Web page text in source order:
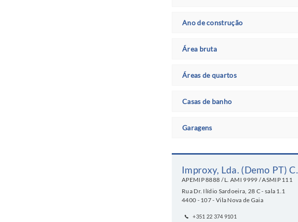
Ano de construção
Área bruta
Áreas de quartos
Casas de banho
Garagens
Improxy, Lda. (Demo PT) C.
APEMIP8888 /L. AMI 9999 /ASMIP111
Rua Dr. Ilídio Sardoeira, 28 C - sala 1.1
4400 - 107 - Vila Nova de Gaia
+351 22 374 9101